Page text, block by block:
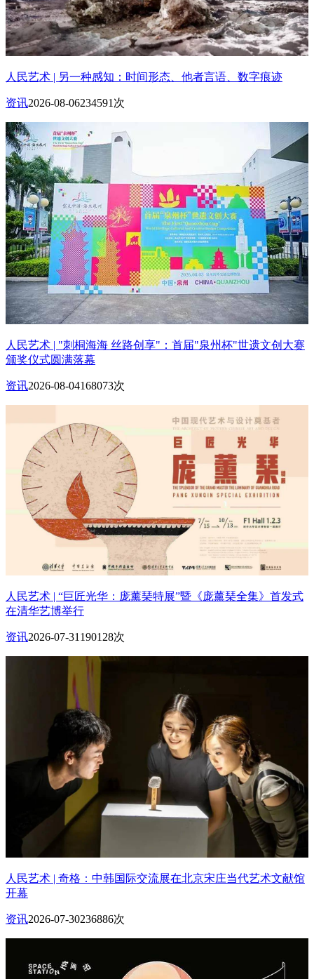
人民艺术 | 另一种感知：时间形态、他者言语、数字痕迹
资讯2026-08-06234591次
人民艺术 | "刺桐海海 丝路创享"：首届"泉州杯"世遗文创大赛
颁奖仪式圆满落幕
资讯2026-08-04168073次
人民艺术 | “巨匠光华：庞薰琹特展”暨《庞薰琹全集》首发式
在清华艺博举行
资讯2026-07-31 190128次
人民艺术 | 奇格：中韩国际交流展在北京宋庄当代艺术文献馆
开幕
资讯2026-07-30236886次